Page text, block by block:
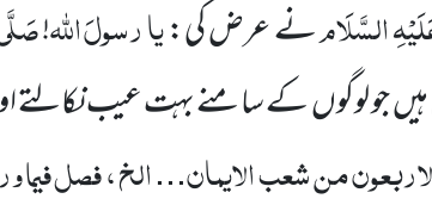
السَّلَامنے عرض کی:یارسولَاللّٰہ!
ہیںجو لوگوںکے سامنے بہت عیب نکالتے
من شعب الایمان...الخ ، فصل فیما